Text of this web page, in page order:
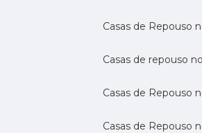
Casas de
Casas de repouso
Casas de
Casas de